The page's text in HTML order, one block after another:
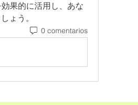
果的に活用し、あな
ょう。
0 comentarios